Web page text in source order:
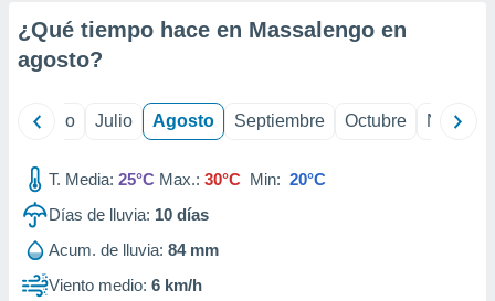
de¿Qué tiempo hace en Massalengo en
agosto?
Junio Julio Agosto Septiembre Octubre
T. Media: 25°C Max.: 30°C Min: 20°C
Días de lluvia: 10 días
Acum. de lluvia: 84 mm
Viento medio: 6 km/h